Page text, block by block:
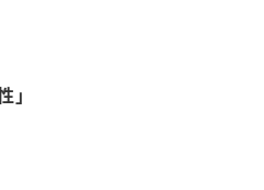
」